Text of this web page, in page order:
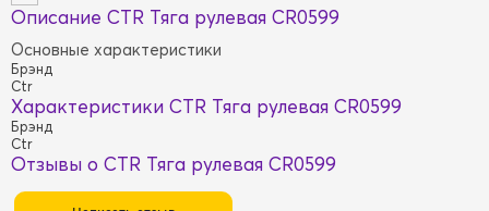
Описание CTR Тяга рулевая CR0599
Основные характеристики
Брэнд
Ctr
Характеристики CTR Тяга рулевая CR0599
Брэнд
Ctr
Отзывы о CTR Тяга рулевая CR0599